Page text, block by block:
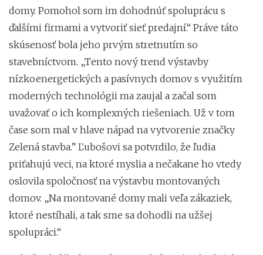
domy. Pomohol som im dohodnúť spoluprácu s
ďalšími firmami a vytvoriť sieť predajní.“ Práve táto
skúsenosť bola jeho prvým stretnutím so
stavebníctvom. „Tento nový trend výstavby
nízkoenergetických a pasívnych domov s využitím
moderných technológii ma zaujal a začal som
uvažovať o ich komplexných riešeniach. Už v tom
čase som mal v hlave nápad na vytvorenie značky
Zelená stavba.” Ľubošovi sa potvrdilo, že ľudia
priťahujú veci, na ktoré myslia a nečakane ho vtedy
oslovila spoločnosť na výstavbu montovaných
domov. „Na montované domy mali veľa zákaziek,
ktoré nestíhali, a tak sme sa dohodli na užšej
spolupráci.“